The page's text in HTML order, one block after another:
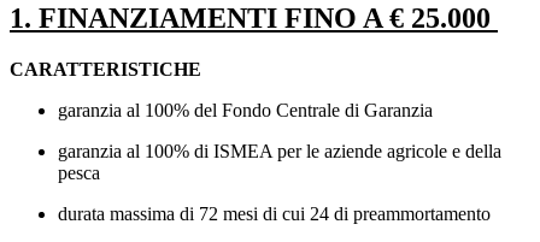
1. FINANZIAMENTI FINO A € 25.000
CARATTERISTICHE
garanzia al 100% del Fondo Centrale di Garanzia
garanzia al 100% di ISMEA per le aziende agricole e della
pesca
durata massima di 72 mesi di cui 24 di preammortamento